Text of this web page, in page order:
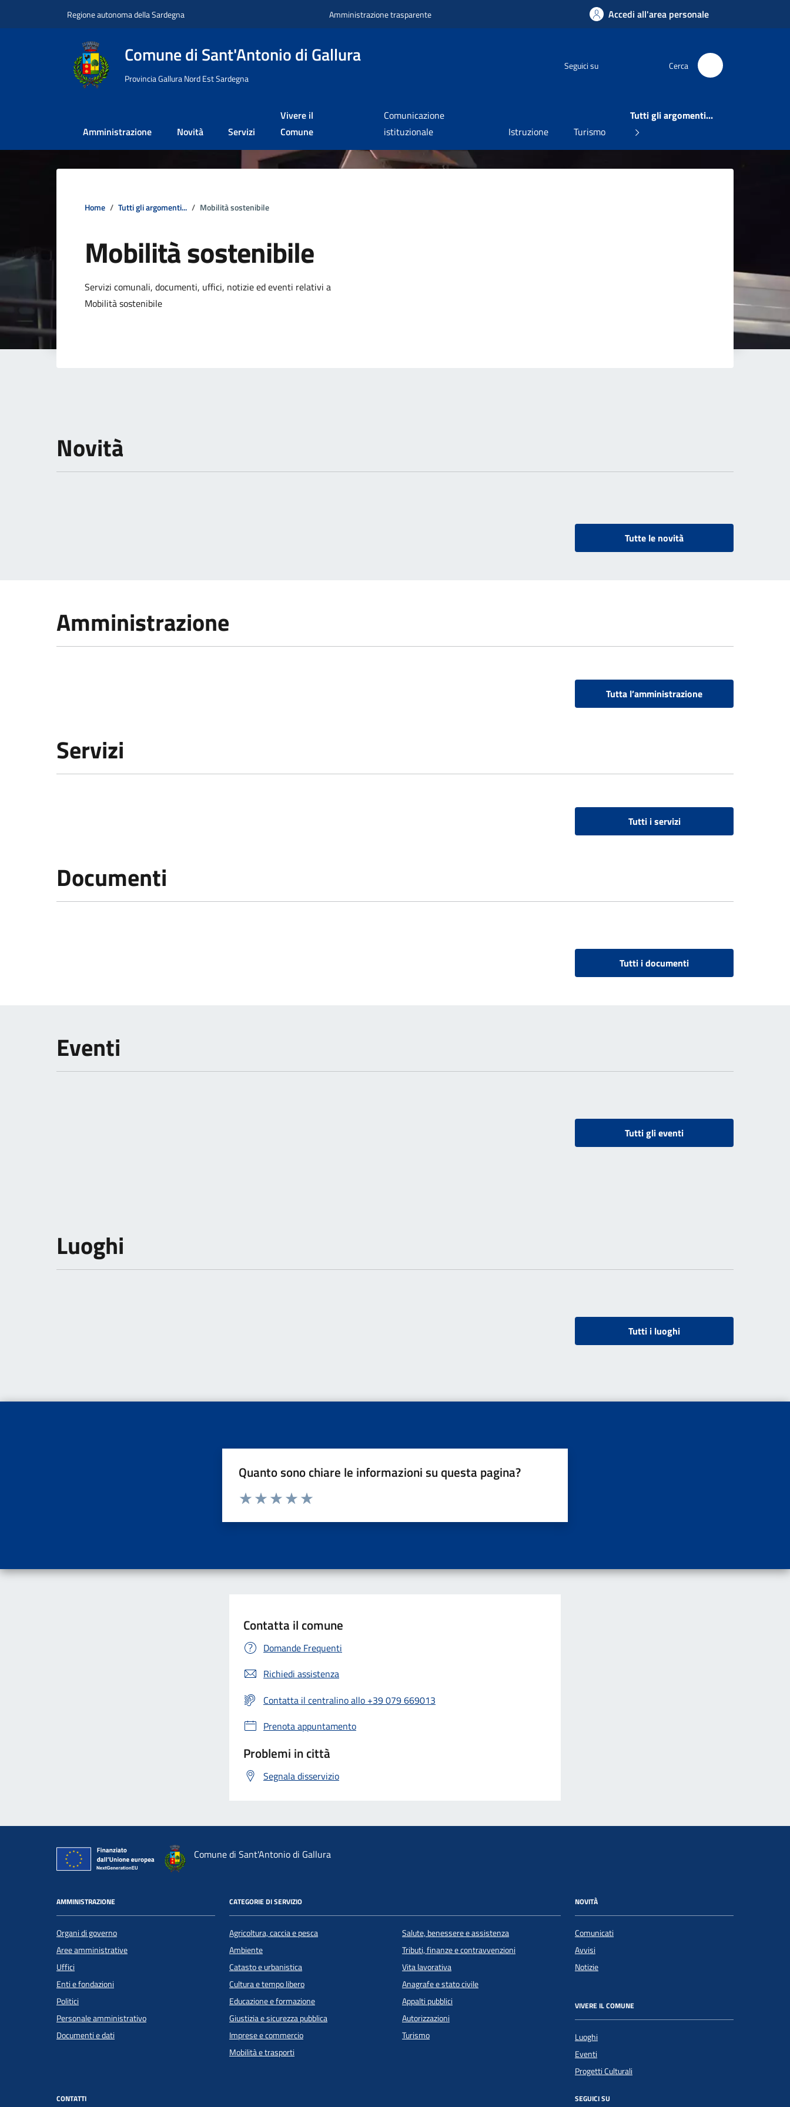
Regione autonoma della Sardegna Amministrazione trasparente Accedi all'area personale
Comune di Sant'Antonio di Gallura
Provincia Gallura Nord Est Sardegna
Seguici su Cerca
Amministrazione Novità Servizi
Vivere il
Comune
Comunicazione
istituzionale
Istruzione Turismo
Tutti gli argomenti...
Home Tutti gli argomenti... Mobilità sostenibile
Mobilità sostenibile
Dettagli della notizia
Servizi comunali, documenti, uffici, notizie ed eventi relativi a
Mobilità sostenibile
Novità
Tutte le novità
Amministrazione
Tutta l’amministrazione
Servizi
Tutti i servizi
Documenti
Tutti i documenti
Eventi
Tutti gli eventi
Luoghi
Tutti i luoghi
Quanto sono chiare le informazioni su questa pagina?
Valuta da 1 a 5 stelle la pagina
Contatta il comune
Domande Frequenti
Richiedi assistenza
Contatta il centralino allo +39 079 669013
Prenota appuntamento
Problemi in città
Segnala disservizio
Comune di Sant'Antonio di Gallura
AMMINISTRAZIONE
Organi di governo
Aree amministrative
Uffici
Enti e fondazioni
Politici
Personale amministrativo
Documenti e dati
CATEGORIE DI SERVIZIO
Agricoltura, caccia e pesca
Ambiente
Catasto e urbanistica
Cultura e tempo libero
Educazione e formazione
Giustizia e sicurezza pubblica
Imprese e commercio
Mobilità e trasporti
Salute, benessere e assistenza
Tributi, finanze e contravvenzioni
Vita lavorativa
Anagrafe e stato civile
Appalti pubblici
Autorizzazioni
Turismo
NOVITÀ
Comunicati
Avvisi
Notizie
VIVERE IL COMUNE
Luoghi
Eventi
Progetti Culturali
CONTATTI SEGUICI SU